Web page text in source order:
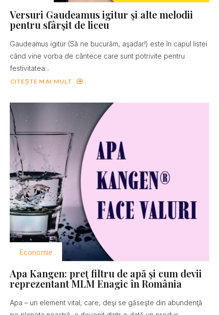
Versuri Gaudeamus igitur şi alte melodii
pentru sfârşit de liceu
Gaudeamus igitur (Să ne bucurăm, aşadar!) este în capul listei
când vine vorba de cântece care sunt potrivite pentru
festivitatea...
CITEȘTE MAI MULT
Economie
Apa Kangen: preţ filtru de apă şi cum devii
reprezentant MLM Enagic în România
Apa – un element vital, care, deşi se găseşte din abundenţă